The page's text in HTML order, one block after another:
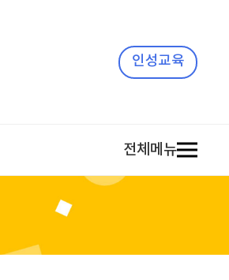
인성교육
전체메뉴